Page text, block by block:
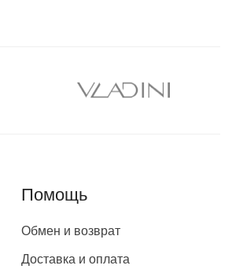
Помощь
Обмен и возврат
Доставка и оплата